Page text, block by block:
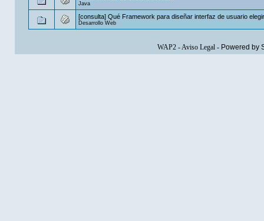
Java
[consulta] Qué Framework para diseñar interfaz de usuario
Desarrollo Web
WAP2-Aviso Legal- Powered by